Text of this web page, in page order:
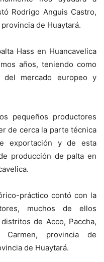
Rodrigo Anguis Castro,
de Huaytará.
Hass en Huancavelica
años, teniendo como
del mercado europeo y
pequeños productores
de cerca la parte técnica
exportación y de esta
producción de palta en
práctico contó con la
muchos de ellos
de Acco, Paccha,
Carmen, provincia de
de Huaytará.